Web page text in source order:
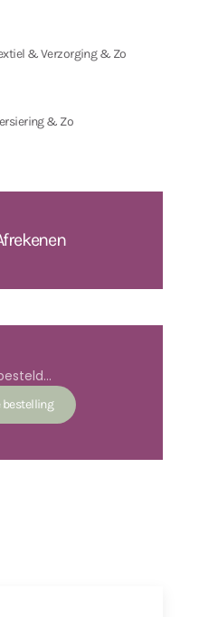
& Verzorging & Zo
& Zo